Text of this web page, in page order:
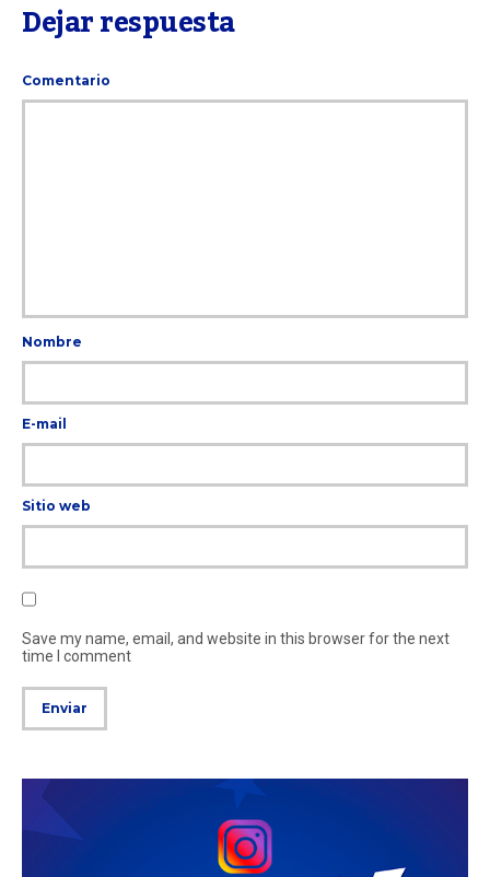
Dejar respuesta
Comentario
Nombre
E-mail
Sitio web
Save my name, email, and website in this browser for the next
time I comment